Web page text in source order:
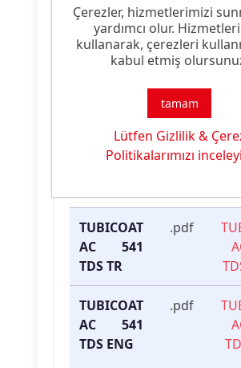
Ürün
Özelliği:
Akrilik
Ürün
TUBICOAT
AC 541
TDS TR
.pdf
TUBICOAT
AC 541
TDS ENG
.pdf
Çerezler, hizmetlerimizi
yardımcı olur.
kullanarak, çerezleri
kabul etmiş
tamam
Lütfen Gizlilik &
Politikalarımızı